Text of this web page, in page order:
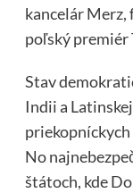
kancelár Merz,
poľský premiér
Stav
Indii a
No
štátoch, kde